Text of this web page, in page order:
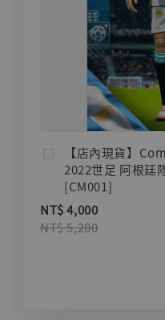
【店內現貨】
2022世足 阿根廷
[CM001]
NT$ 4,000
NT$ 5,200